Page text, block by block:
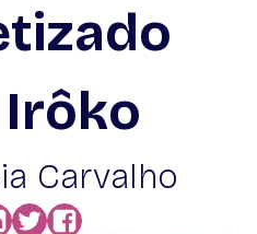
Carvalho